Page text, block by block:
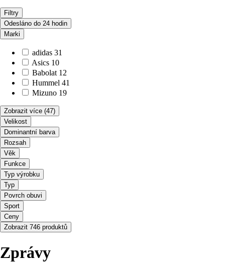
Filtry
Odesláno do 24 hodin
Marki
adidas 31
Asics 10
Babolat 12
Hummel 41
Mizuno 19
Zobrazit více (47)
Velikost
Dominantní barva
Rozsah
Věk
Funkce
Typ výrobku
Typ
Povrch obuvi
Sport
Ceny
Zobrazit 746 produktů
Zprávy